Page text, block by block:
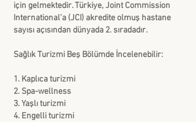
için gelmektedir. Türkiye, Joint Commission
International’a (JCI) akredite olmuş hastane
sayısı açısından dünyada 2. sıradadır.
Sağlık Turizmi Beş Bölümde İncelenebilir:
1. Kaplıca turizmi
2. Spa-wellness
3. Yaşlı turizmi
4. Engelli turizmi